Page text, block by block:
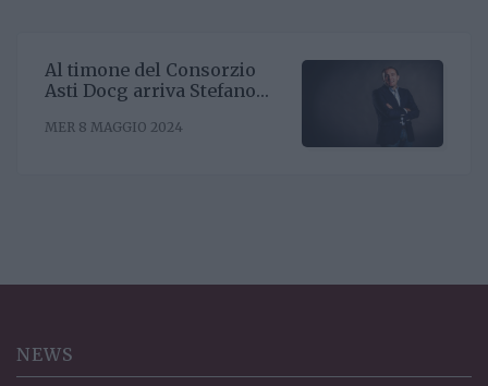
Al timone del Consorzio
Asti Docg arriva Stefano
sinergia associativa e far
MER 8 MAGGIO 2024
NEWS